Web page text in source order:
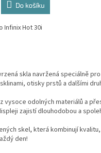
Do košíku
Infinix Hot 30i
skla navržená speciálně
otisky prstů a dalšími
vysoce odolných materiálů a
zajistí dlouhodobou a
skel, která kombinují
den!